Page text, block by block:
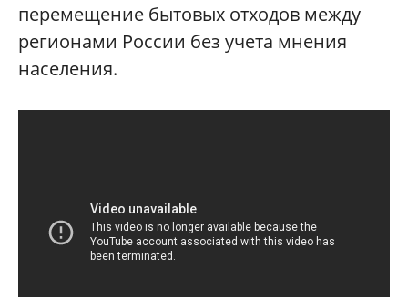
перемещение бытовых отходов между
регионами России без учета мнения
населения.